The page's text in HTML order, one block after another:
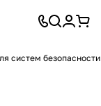
систем безопасности